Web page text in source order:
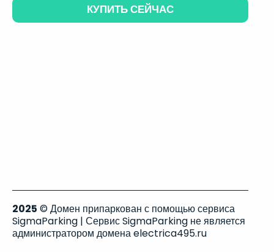
КУПИТЬ СЕЙЧАС
2025 © Домен припаркован с помощью сервиса
SigmaParking | Сервис SigmaParking не является
администратором домена electrica495.ru